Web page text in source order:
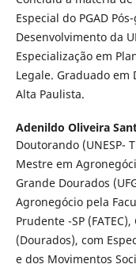
Especial do PGAD
Desenvolvimento da
Especialização em
Legale. Graduado
Alta Paulista.
Adenildo Oliveira
Doutorando (UNESP-
Mestre em
Grande Dourados
Agronegócio pela
Prudente -SP
(Dourados), com
e dos Movimentos